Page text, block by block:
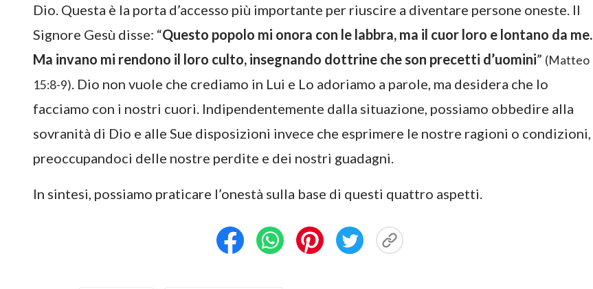
Dio. Questa è la porta d’accesso più importante per riuscire a diventare persone oneste. Il
Signore Gesù disse: “Questo popolo mi onora con le labbra, ma il cuor loro e lontano da me.
Ma invano mi rendono il loro culto, insegnando dottrine che son precetti d’uomini” (Matteo
15:8-9). Dio non vuole che crediamo in Lui e Lo adoriamo a parole, ma desidera che lo
facciamo con i nostri cuori. Indipendentemente dalla situazione, possiamo obbedire alla
sovranità di Dio e alle Sue disposizioni invece che esprimere le nostre ragioni o condizioni,
preoccupandoci delle nostre perdite e dei nostri guadagni.
In sintesi, possiamo praticare l’onestà sulla base di questi quattro aspetti.